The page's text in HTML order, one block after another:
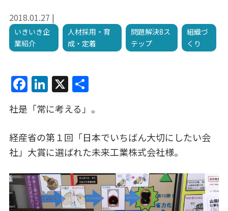
2018.01.27 |
いきいき企
業紹介
人材採用・育
成・定着
問題解決8ス
テップ
組織づ
くり
F
a
c
e
b
o
k
Li
n
k
e
dI
X 共
社是「常に考える」。
経産省の第１回「日本でいちばん大切にしたい会
社」大賞に選ばれた未来工業株式会社様。